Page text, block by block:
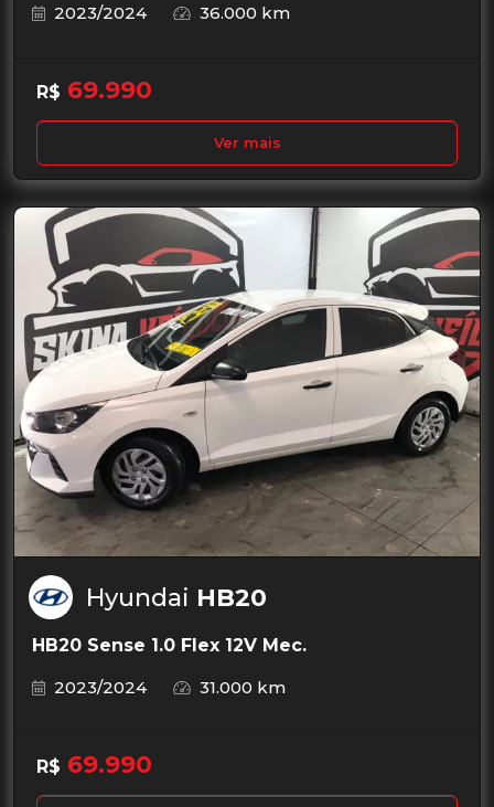
2023/2024
36.000 km
R$ 69.990
Ver mais
Hyundai HB20
HB20 Sense 1.0 Flex 12V Mec.
2023/2024
31.000 km
R$ 69.990